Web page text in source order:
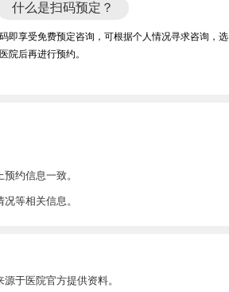
什么是扫码预定？
即享受免费预定咨询，可根据个人情况寻求咨询，选
院后再进行预约。
约信息一致。
等相关信息。
于医院官方提供资料。